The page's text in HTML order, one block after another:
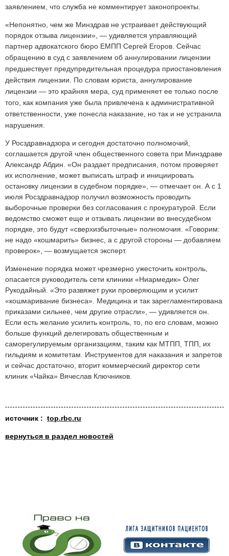
заявлением, что служба не комментирует законопроекты.
«Непонятно, чем же Минздрав не устраивает действующий
порядок отзыва лицензии», — удивляется управляющий
партнер адвокатского бюро ЕМПП Сергей Егоров. Сейчас
обращению в суд с заявлением об аннулировании лицензии
предшествует предупредительная процедура приостановления
действия лицензии. По словам юриста, аннулирование
лицензии — это крайняя мера, суд применяет ее только после
того, как компания уже была привлечена к административной
ответственности, уже понесла наказание, но так и не устранила
нарушения.
У Росздравнадзора и сегодня достаточно полномочий,
соглашается другой член общественного совета при Минздраве
Александр Абдин. «Он раздает предписания, потом проверяет
их исполнение, может выписать штраф и инициировать
остановку лицензии в судебном порядке», — отмечает он. А с 1
июля Росздравнадзор получил возможность проводить
выборочные проверки без согласования с прокуратурой. Если
ведомство сможет еще и отзывать лицензии во внесудебном
порядке, это будут «сверхизбыточные» полномочия. «Говорим:
не надо «кошмарить» бизнес, а с другой стороны — добавляем
проверок», — возмущается эксперт.
Изменение порядка может чрезмерно ужесточить контроль,
опасается руководитель сети клиники «Ниармедик» Олег
Рукодайный. «Это развяжет руки проверяющим и усилит
«кошмаривание бизнеса». Медицина и так зарегламентирована
приказами сильнее, чем другие отрасли», — удивляется он.
Если есть желание усилить контроль, то, по его словам, можно
больше функций делегировать общественным и
саморегулируемым организациям, таким как МТПП, ТПП, их
гильдиям и комитетам. Инструментов для наказания и запретов
и сейчас достаточно, вторит коммерческий директор сети
клиник «Чайка» Вячеслав Ключников.
источник : top.rbc.ru
вернуться в раздел новостей